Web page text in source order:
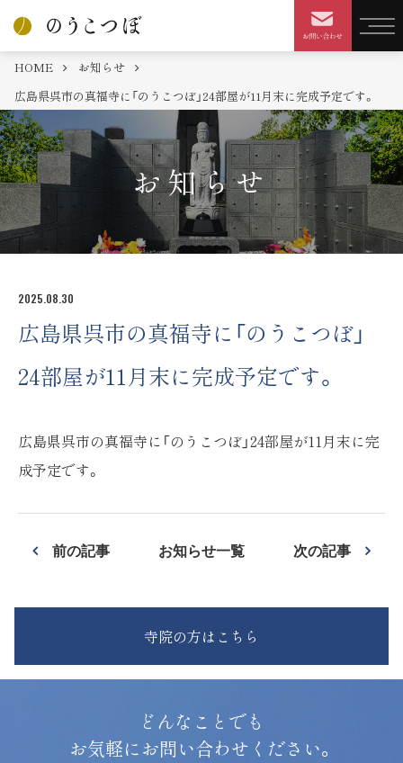
HOME
お知らせ
広島県呉市の真福寺に「のうこつぼ」24部屋が11月末に完成予定です。
お知らせ
2025.08.30
広島県呉市の真福寺に「のうこつぼ」
24部屋が11月末に完成予定です。
広島県呉市の真福寺に「のうこつぼ」24部屋が11月末に完
成予定です。
前の記事 お知らせ一覧 次の記事
寺院の方はこちら
どんなことでも
お気軽にお問い合わせください。